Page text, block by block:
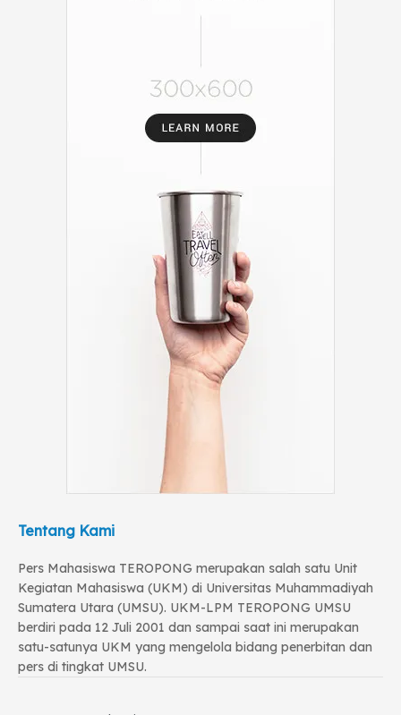
Tentang Kami
Pers Mahasiswa TEROPONG merupakan salah satu Unit
Kegiatan Mahasiswa (UKM) di Universitas Muhammadiyah
Sumatera Utara (UMSU). UKM-LPM TEROPONG UMSU
berdiri pada 12 Juli 2001 dan sampai saat ini merupakan
satu-satunya UKM yang mengelola bidang penerbitan dan
pers di tingkat UMSU.